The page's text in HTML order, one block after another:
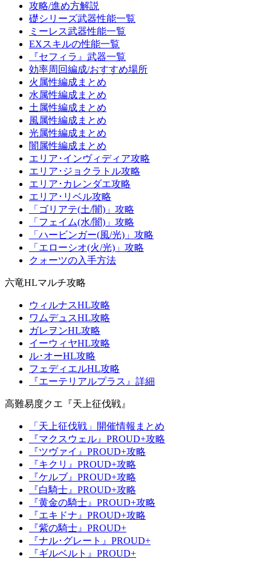
攻略/進め方解説
礎シリーズ武器性能一覧
ミーレス武器性能一覧
EXスキルの性能一覧
『セフィラ』武器一覧
効率周回編成/おすすめ場所
火属性編成まとめ
水属性編成まとめ
土属性編成まとめ
風属性編成まとめ
光属性編成まとめ
闇属性編成まとめ
エリア･インヴィディア攻略
エリア･ジョクラトル攻略
エリア･カレンダエ攻略
エリア･リベル攻略
「ゴリアテ(土/闇)」攻略
「フェイム(水/闇)」攻略
「ハービンガー(風/光)」攻略
「エローシオ(火/光)」攻略
クォーツの入手方法
六竜HLマルチ攻略
ウィルナスHL攻略
ワムデュスHL攻略
ガレヲンHL攻略
イーウィヤHL攻略
ル･オーHL攻略
フェディエルHL攻略
『エーテリアルプラス』詳細
高難易度クエ『天上征伐戦』
「天上征伐戦」開催情報まとめ
『マクスウェル』PROUD+攻略
『ツヴァイ』PROUD+攻略
『キクリ』PROUD+攻略
『ケルブ』PROUD+攻略
『白騎士』PROUD+攻略
『黄金の騎士』PROUD+攻略
『エキドナ』PROUD+攻略
『紫の騎士』PROUD+
『ナル･グレート』PROUD+
『ギルベルト』PROUD+